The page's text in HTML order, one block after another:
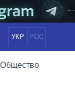
УКР РОС
Общество